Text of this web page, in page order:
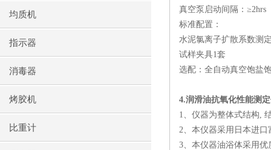
均质机
指示器
消毒器
烤胶机
比重计
真空泵启动间隔：≥2hrs
标准配置：
水泥氯离子扩散系数测
试样夹具1套
选配：全自动真空饱盐
4.润滑油抗氧化性能测
1、仪器为整体式结构,
2、本仪器采用日本进口
3、本仪器油浴体采用